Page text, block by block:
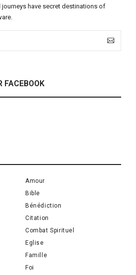
journeys have secret destinations of
FACEBOOK
Amour
Bible
Bénédiction
Citation
Combat Spirituel
Eglise
Famille
Foi